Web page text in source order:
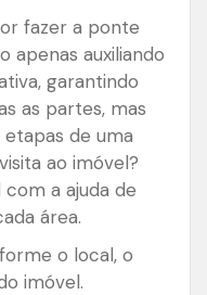
fazer a ponte
apenas auxiliando
garantindo
as partes, mas
de uma
ao imóvel?
a ajuda de
área.
o local, o
imóvel.